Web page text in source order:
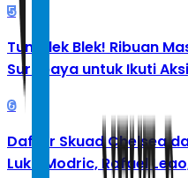
5
Tumplek Blek! Ribuan
Surabaya untuk Ikuti
6
Daftar Skuad Chelsea
Luka Modric, Rafael